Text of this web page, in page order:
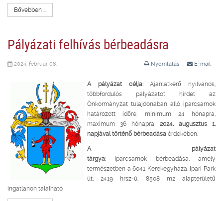
Bővebben ...
Pályázati felhívás bérbeadásra
Nyomtatás E-mail
2024. február 08.
A pályázat célja:Ajánlatkérő nyilvános,
többfordulós pályázatot hirdet az
Önkormányzat tulajdonában álló iparcsarnok
határozott időre, minimum 24 hónapra,
maximum 36 hónapra,
2024. augusztus 1.
napjával történő bérbeadása érdekében.
A pályázat
tárgya: Iparcsarnok bérbeadása, amely
természetben a 6041 Kerekegyháza, Ipari Park
út, 2419 hrsz-ú, 8508 m2 alapterületű
ingatlanon található